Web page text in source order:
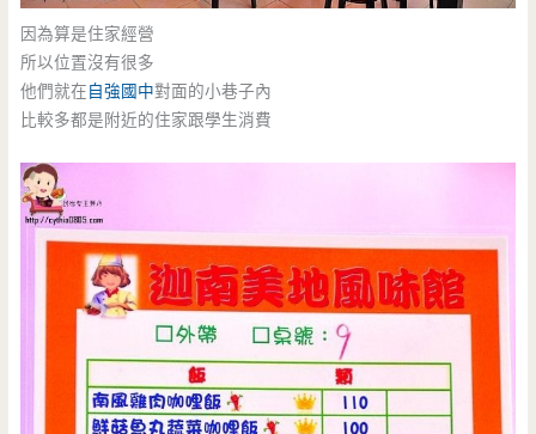
因為算是住家經營
所以位置沒有很多
他們就在自強國中對面的小巷子內
比較多都是附近的住家跟學生消費